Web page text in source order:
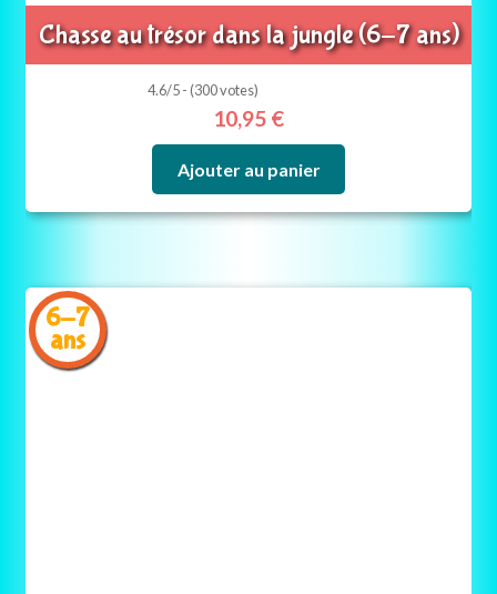
Chasse au trésor dans la jungle (6-7 ans)
4.6/5 - (300 votes)
10,95 €
Ajouter au panier
6-7
ans